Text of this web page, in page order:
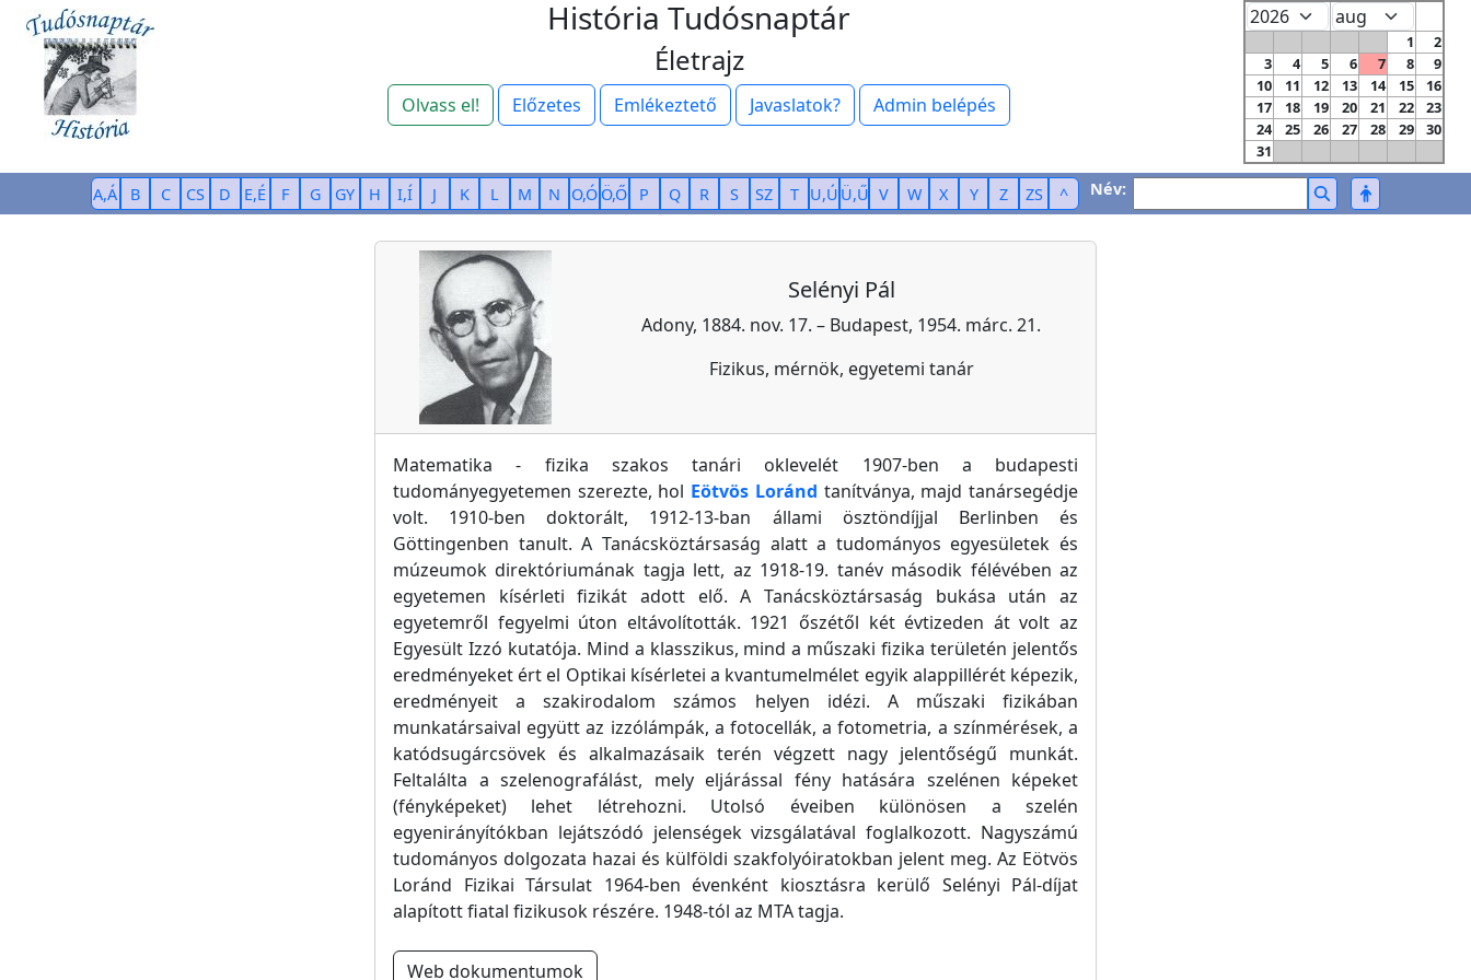
História Tudósnaptár
Életrajz
Olvass el! Előzetes Emlékeztető Javaslatok? Admin belépés
1
2
3
4 5 6 7 8
9
10
11 12 13 14 15
16
17
18 19 20 21 22
23
24
25 26 27 28 29
30
31
A,Á B C CS D E,É F G GY H I,Í J K L M N O,Ó Ö,Ő P Q R S SZ T U,Ú Ü,Ű V W X Y Z ZS ^ Név:
Selényi Pál
Adony, 1884. nov. 17. – Budapest, 1954. márc. 21.
Fizikus, mérnök, egyetemi tanár
Matematika - fizika szakos tanári oklevelét 1907-ben a budapesti
tudományegyetemen szerezte, hol Eötvös Loránd tanítványa, majd tanársegédje
volt. 1910-ben doktorált, 1912-13-ban állami ösztöndíjjal Berlinben és
Göttingenben tanult. A Tanácsköztársaság alatt a tudományos egyesületek és
múzeumok direktóriumának tagja lett, az 1918-19. tanév második félévében az
egyetemen kísérleti fizikát adott elő. A Tanácsköztársaság bukása után az
egyetemről fegyelmi úton eltávolították. 1921 őszétől két évtizeden át volt az
Egyesült Izzó kutatója. Mind a klasszikus, mind a műszaki fizika területén jelentős
eredményeket ért el Optikai kísérletei a kvantumelmélet egyik alappillérét képezik,
eredményeit a szakirodalom számos helyen idézi. A műszaki fizikában
munkatársaival együtt az izzólámpák, a fotocellák, a fotometria, a színmérések, a
katódsugárcsövek és alkalmazásaik terén végzett nagy jelentőségű munkát.
Feltalálta a szelenografálást, mely eljárással fény hatására szelénen képeket
(fényképeket) lehet létrehozni. Utolsó éveiben különösen a szelén
egyenirányítókban lejátszódó jelenségek vizsgálatával foglalkozott. Nagyszámú
tudományos dolgozata hazai és külföldi szakfolyóiratokban jelent meg. Az Eötvös
Loránd Fizikai Társulat 1964-ben évenként kiosztásra kerülő Selényi Pál-díjat
alapított fiatal fizikusok részére. 1948-tól az MTA tagja.
Web dokumentumok